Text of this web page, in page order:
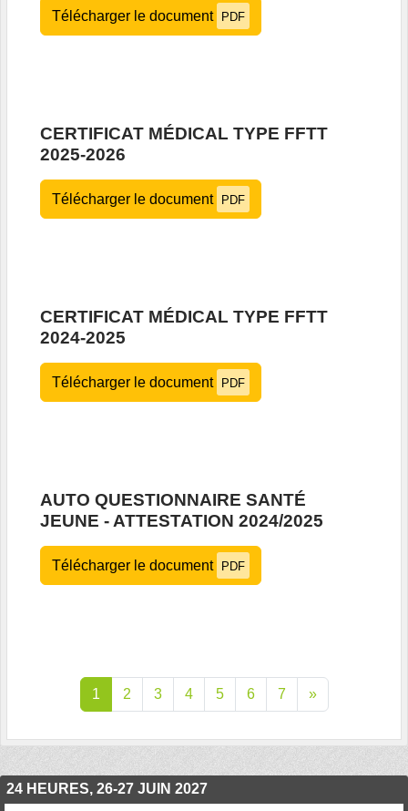
Télécharger le document PDF
CERTIFICAT MÉDICAL TYPE FFTT
2025-2026
Télécharger le document PDF
CERTIFICAT MÉDICAL TYPE FFTT
2024-2025
Télécharger le document PDF
AUTO QUESTIONNAIRE SANTÉ
JEUNE - ATTESTATION 2024/2025
Télécharger le document PDF
1 2 3 4 5 6 7 »
24 HEURES, 26-27 JUIN 2027